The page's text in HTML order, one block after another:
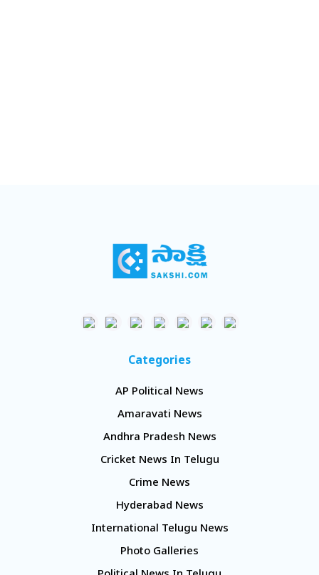
Categories
AP Political News
Amaravati News
Andhra Pradesh News
Cricket News In Telugu
Crime News
Hyderabad News
International Telugu News
Photo Galleries